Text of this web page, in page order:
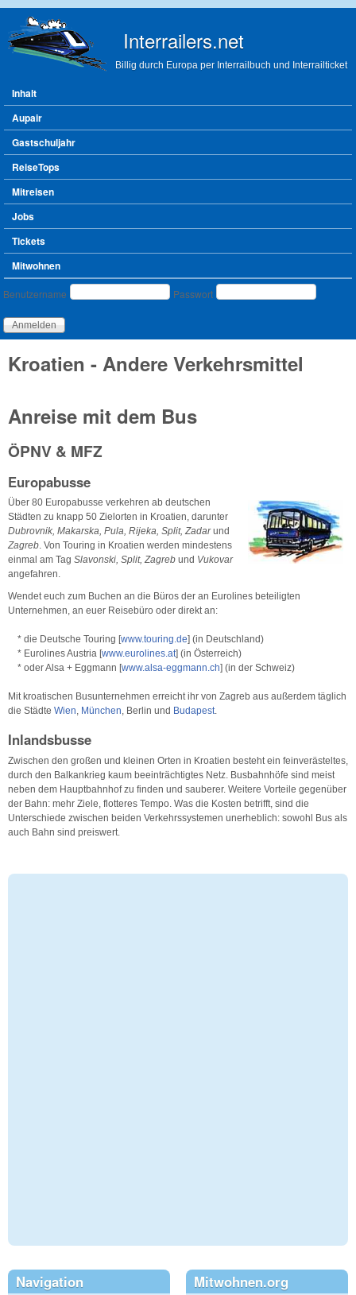
Interrailers.net
Billig durch Europa per Interrailbuch und Interrailticket
Hauptmenü
Inhalt
Aupair
Gastschuljahr
ReiseTops
Mitreisen
Jobs
Tickets
Mitwohnen
Benutzeranmeldung
Benutzername Passwort
Kroatien - Andere Verkehrsmittel
Anreise mit dem Bus
ÖPNV & MFZ
Europabusse
Über 80 Europabusse verkehren ab deutschen
Städten zu knapp 50 Zielorten in Kroatien, darunter
Dubrovnik, Makarska, Pula, Rijeka, Split, Zadarund
Zagreb. Von Touring in Kroatien werden mindestens
einmal am Tag Slavonski, Split, Zagreb und Vukovar
angefahren.
Wendet euch zum Buchen an die Büros der an Eurolines beteiligten
Unternehmen, an euer Reisebüro oder direkt an:
* die Deutsche Touring [www.touring.de] (in Deutschland)
* Eurolines Austria [www.eurolines.at] (in Österreich)
* oder Alsa + Eggmann [www.alsa-eggmann.ch] (in der Schweiz)
Mit kroatischen Busunternehmen erreicht ihr von Zagreb aus außerdem täglich
die Städte Wien, München, Berlin und Budapest.
Inlandsbusse
Zwischen den großen und kleinen Orten in Kroatien besteht ein feinverästeltes,
durch den Balkankrieg kaum beeinträchtigtes Netz. Busbahnhöfe sind meist
neben dem Hauptbahnhof zu finden und sauberer. Weitere Vorteile gegenüber
der Bahn: mehr Ziele, flotteres Tempo. Was die Kosten betrifft, sind die
Unterschiede zwischen beiden Verkehrssystemen unerheblich: sowohl Bus als
auch Bahn sind preiswert.
Navigation Mitwohnen.org